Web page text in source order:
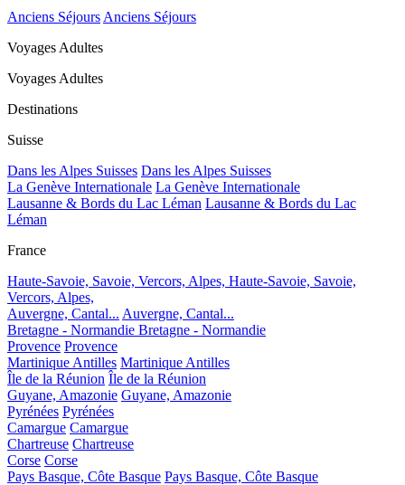
Anciens Séjours Anciens Séjours
Voyages Adultes
Voyages Adultes
Destinations
Suisse
Dans les Alpes Suisses Dans les Alpes Suisses
La Genève Internationale La Genève Internationale
Lausanne & Bords du Lac Léman Lausanne & Bords du Lac
Léman
France
Haute-Savoie, Savoie, Vercors, Alpes, Haute-Savoie, Savoie,
Vercors, Alpes,
Auvergne, Cantal... Auvergne, Cantal...
Bretagne - Normandie Bretagne - Normandie
Provence Provence
Martinique Antilles Martinique Antilles
Île de la Réunion Île de la Réunion
Guyane, Amazonie Guyane, Amazonie
Pyrénées Pyrénées
Camargue Camargue
Chartreuse Chartreuse
Corse Corse
Pays Basque, Côte Basque Pays Basque, Côte Basque